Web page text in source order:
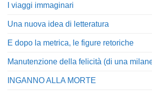
I viaggi immaginari
Una nuova idea di letteratura
E dopo la metrica, le figure retoriche
Manutenzione della felicità (di una
INGANNO ALLA MORTE